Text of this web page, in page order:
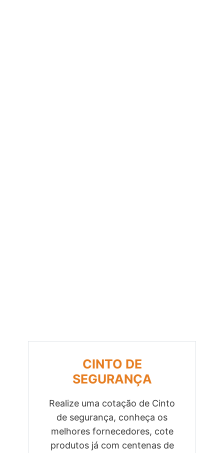
CINTO DE
SEGURANÇA
Realize uma cotação de Cinto
de segurança, conheça os
melhores fornecedores, cote
produtos já com centenas de